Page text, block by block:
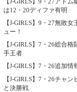
は12・20ディファ有明
【J-GIRLS】9・27無敗
ュー！
【J-GIRLS】7・26総合
手王者
【J-GIRLS】7・26追加
【J-GIRLS】7・26チャ
と決勝戦